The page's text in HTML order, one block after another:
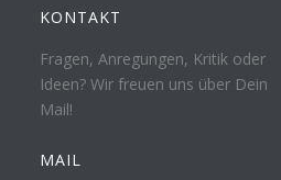
KONTAKT
Fragen, Anregungen, Kritik oder
Ideen? Wir freuen uns über Dein
Mail!
MAIL